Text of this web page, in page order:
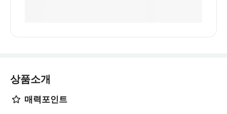
상품소개
매력포인트